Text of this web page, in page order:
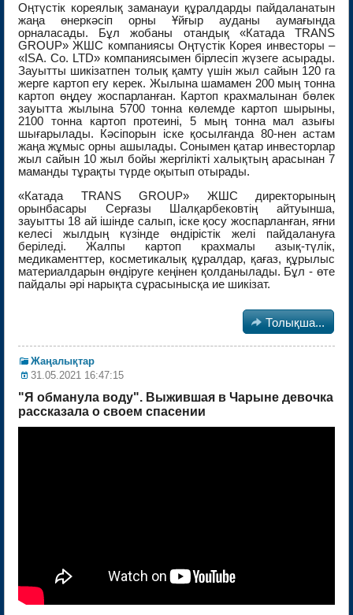
Оңтүстік кореялық заманауи құралдарды пайдаланатын
жаңа өнеркәсіп орны Ұйғыр ауданы аумағында
орналасады. Бұл жобаны отандық «Катада TRANS
GROUP» ЖШС компаниясы Оңтүстік Корея инвесторы –
«ISA. Co. LTD» компаниясымен бірлесіп жүзеге асырады.
Зауытты шикізатпен толық қамту үшін жыл сайын 120 га
жерге картоп егу керек. Жылына шамамен 200 мың тонна
картоп өңдеу жоспарланған. Картоп крахмалынан бөлек
зауытта жылына 5700 тонна көлемде картоп шырыны,
2100 тонна картоп протеині, 5 мың тонна мал азығы
шығарылады. Кәсіпорын іске қосылғанда 80-нен астам
жаңа жұмыс орны ашылады. Сонымен қатар инвесторлар
жыл сайын 10 жыл бойы жергілікті халықтың арасынан 7
маманды тұрақты түрде оқытып отырады.
«Катада TRANS GROUP» ЖШС директорының
орынбасары Серғазы Шалқарбековтің айтуынша,
зауытты 18 ай ішінде салып, іске қосу жоспарланған, яғни
келесі жылдың күзінде өндірістік желі пайдалануға
беріледі. Жалпы картоп крахмалы азық-түлік,
медикаменттер, косметикалық құралдар, қағаз, құрылыс
материалдарын өндіруге кеңінен қолданылады. Бұл - өте
пайдалы әрі нарықта сұрасынысқа ие шикізат.
 Толықша...
Жаңалықтар
31.05.2021 16:47:15
"Я обманула воду". Выжившая в Чарыне девочка
рассказала о своем спасении